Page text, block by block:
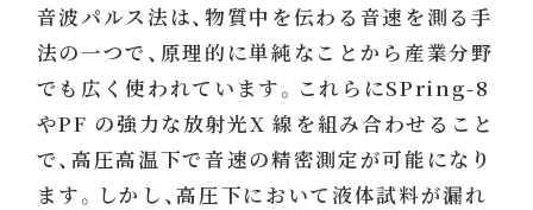
音波パルス法は、物質中を伝わる音速を測る手
法の一つで、原理的に単純なことから産業分野
でも広く使われています。これらにSPring-8
やPF の強力な放射光X 線を組み合わせること
で、高圧高温下で音速の精密測定が可能になり
ます。しかし、高圧下において液体試料が漏れ